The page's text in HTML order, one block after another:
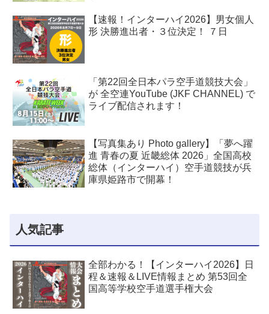
【速報！インターハイ2026】男女個人
形 決勝進出者・３位決定！ ７日
「第22回全日本パラ空手道競技大会」
が 全空連YouTube (JKF CHANNEL) で
ライブ配信されます！
【写真集あり Photo gallery】「夢へ躍
進 青春の夏 近畿総体 2026」全国高校
総体（インターハイ）空手道競技が兵
庫県姫路市で開幕！
人気記事
全部わかる！【インターハイ2026】日
程＆速報＆LIVE情報まとめ 第53回全
国高等学校空手道選手権大会